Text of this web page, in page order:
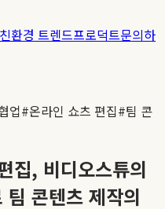
친환경 트렌드프로덕트문의하
업#온라인 쇼츠 편집#팀 콘
집, 비디오스튜의
팀 콘텐츠 제작의